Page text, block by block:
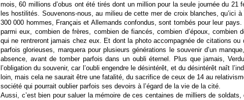
mois, 60 millions d’obus ont été tirés dont un million pour la seule journée du 21
les hostilités. Souvenons-nous, au milieu de cette mer de croix blanches, qu’ici à
300 000 hommes, Français et Allemands confondus, sont tombés pour leur
parmi eux, combien de frères, combien de fiancés, combien d’époux, combien
qui ne rentreront jamais chez eux. Et dont la photo accompagnée de citations ou
parfois glorieuses, marquera pour plusieurs générations le souvenir d’un
absence, avant de tomber parfois dans un oubli éternel. Plus que jamais,
l’obligation du souvenir, car l’oubli engendre le désintérêt, et du désintérêt naît
loin, mais cela ne saurait être une fatalité, du sacrifice de ceux de 14 au
société qui pourrait oublier parfois ses devoirs à l’égard de la vie de la cité.
Aussi, c’est bien pour saluer la mémoire de ces centaines de milliers de soldats,